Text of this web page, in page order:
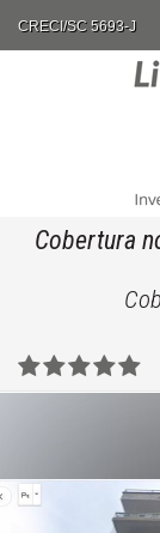
CRECI/SC 5693-J
Cobertura